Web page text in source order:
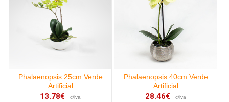
Phalaenopsis 25cm Verde
Artificial
13.78€ c/iva
Phalaenopsis 40cm Verde
Artificial
28.46€ c/iva